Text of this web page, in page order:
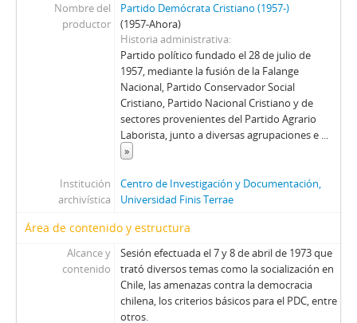
Nombre del
productor
Partido Demócrata Cristiano (1957-)
(1957-Ahora)
Historia administrativa
Partido político fundado el 28 de julio de
1957, mediante la fusión de la Falange
Nacional, Partido Conservador Social
Cristiano, Partido Nacional Cristiano y de
sectores provenientes del Partido Agrario
Laborista, junto a diversas agrupaciones e ...
»
Institución
archivística
Centro de Investigación y Documentación,
Universidad Finis Terrae
Área de contenido y estructura
Alcance y
contenido
Sesión efectuada el 7 y 8 de abril de 1973 que
trató diversos temas como la socialización en
Chile, las amenazas contra la democracia
chilena, los criterios básicos para el PDC, entre
otros.